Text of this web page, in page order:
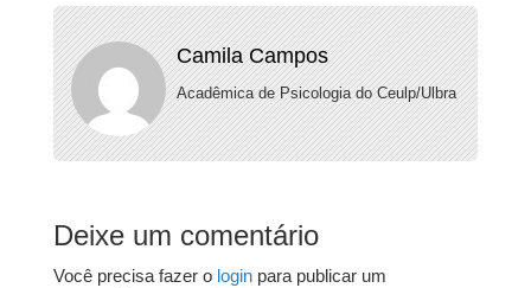
Camila Campos
Acadêmica de Psicologia do Ceulp/Ulbra
Deixe um comentário
Você precisa fazer o login para publicar um